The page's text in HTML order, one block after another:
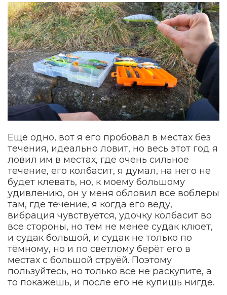
Ещё одно, вот я его пробовал в местах без
течения, идеально ловит, но весь этот год я
ловил им в местах, где очень сильное
течение, его колбасит, я думал, на него не
будет клевать, но, к моему большому
удивлению, он у меня обловил все воблеры
там, где течение, я когда его веду,
вибрация чувствуется, удочку колбасит во
все стороны, но тем не менее судак клюет,
и судак большой, и судак не только по
тёмному, но и по светлому берёт его в
местах с большой струёй. Поэтому
пользуйтесь, но только все не раскупите, а
то покажешь, и после его не купишь нигде.